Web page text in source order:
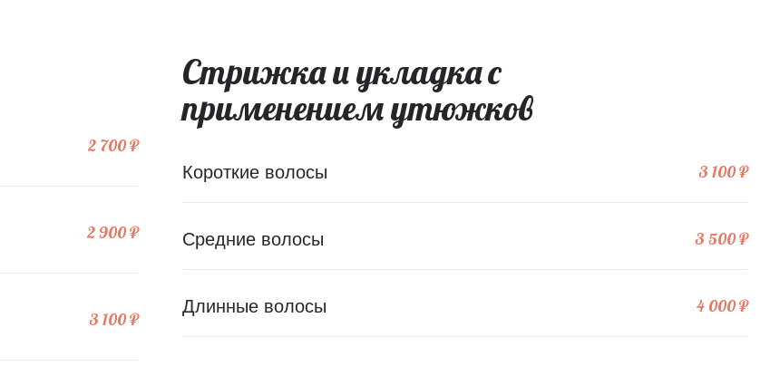
2 700 ₽
2 900 ₽
3 100 ₽
Стрижка и укладка с
применением утюжков
Короткие волосы 3 100 ₽
Средние волосы 3 500 ₽
Длинные волосы 4 000 ₽